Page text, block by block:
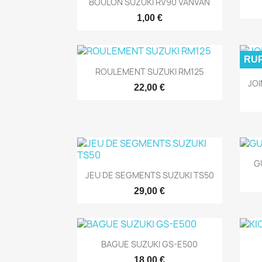
1,00 €
 Aperçu rapide
ROULEMENT SUZUKI RM125
22,00 €
 Aperçu rapide
JEU DE SEGMENTS SUZUKI TS50
29,00 €
 Aperçu rapide
BAGUE SUZUKI GS-E500